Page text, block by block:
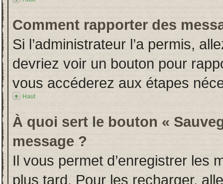
Comment rapporter des
Si l’administrateur l’a permis,
devriez voir un bouton pour
vous accéderez aux étapes
Haut
À quoi sert le bouton «
message ?
Il vous permet d’enregistrer les
plus tard. Pour les recharger,